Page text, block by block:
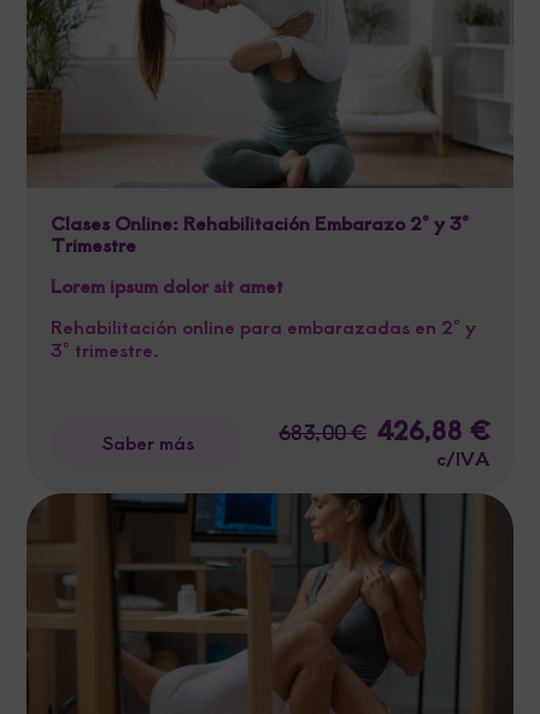
Clases Online: Rehabilitación Embarazo 2º y 3º
Trimestre
Lorem ipsum dolor sit amet
Rehabilitación online para embarazadas en 2º y
3º trimestre.
Saber más 683,00€ El
precio
original
era:
683,00 €.
426,88 €El
es:
c/IVA